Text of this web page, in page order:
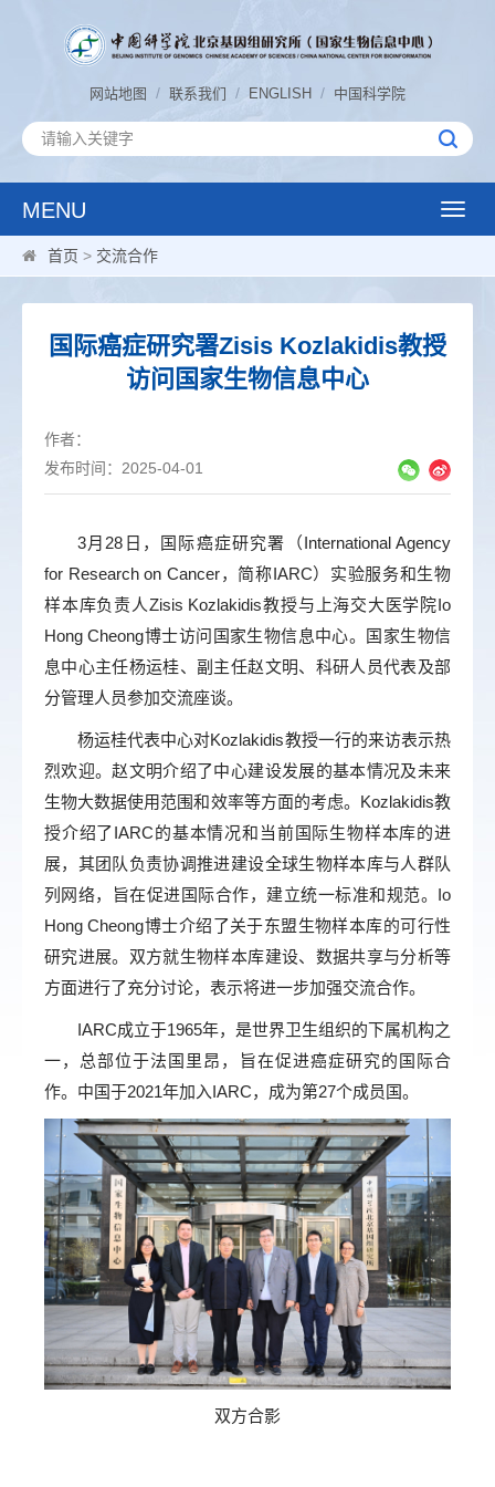
网站地图 / 联系我们 / ENGLISH / 中国科学院
MENU
Toggle
首页 > 交流合作
国际癌症研究署Zisis Kozlakidis教授
访问国家生物信息中心
作者：
发布时间：2025-04-01
3月28日，国际癌症研究署（International Agency
for Research on Cancer，简称IARC）实验服务和生物
样本库负责人Zisis Kozlakidis教授与上海交大医学院Io
Hong Cheong博士访问国家生物信息中心。国家生物信
息中心主任杨运桂、副主任赵文明、科研人员代表及部
分管理人员参加交流座谈。
杨运桂代表中心对Kozlakidis教授一行的来访表示热
烈欢迎。赵文明介绍了中心建设发展的基本情况及未来
生物大数据使用范围和效率等方面的考虑。Kozlakidis教
授介绍了IARC的基本情况和当前国际生物样本库的进
展，其团队负责协调推进建设全球生物样本库与人群队
列网络，旨在促进国际合作，建立统一标准和规范。Io
Hong Cheong博士介绍了关于东盟生物样本库的可行性
研究进展。双方就生物样本库建设、数据共享与分析等
方面进行了充分讨论，表示将进一步加强交流合作。
IARC成立于1965年，是世界卫生组织的下属机构之
一，总部位于法国里昂，旨在促进癌症研究的国际合
作。中国于2021年加入IARC，成为第27个成员国。
双方合影